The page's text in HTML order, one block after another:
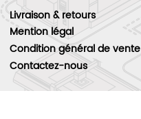
Livraison & retours
Mention légal
Condition général de vente
Contactez-nous